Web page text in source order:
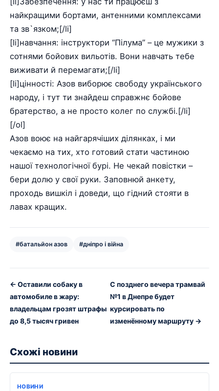
найкращими бортами, антенними комплексами
та зв`язком;[/li]
[li]навчання: інструктори “Пілума” – це мужики з
сотнями бойових вильотів. Вони навчать тебе
виживати й перемагати;[/li]
[li]цінності: Азов виборює свободу українського
народу, і тут ти знайдеш справжнє бойове
братерство, а не просто колег по службі.[/li]
[/ol]
Азов воює на найгарячіших ділянках, і ми
чекаємо на тих, хто готовий стати частиною
нашої технологічної бурі. Не чекай повістки –
бери долю у свої руки. Заповнюй анкету,
проходь вишкіл і доведи, що гідний стояти в
лавах кращих.
#батальйон азов #дніпро і війна
← Оставили собаку в
автомобиле в жару:
владельцам грозят штрафы
до 8,5 тысяч гривен
С позднего вечера трамвай
№1 в Днепре будет
курсировать по
изменённому маршруту →
Схожі новини
НОВИНИ